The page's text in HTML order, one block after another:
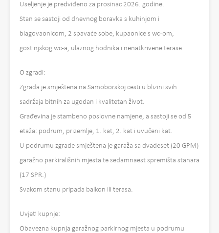
Useljenje je predviđeno za prosinac 2026. godine.
Stan se sastoji od dnevnog boravka s kuhinjom i
blagovaonicom, 2 spavaće sobe, kupaonice s wc-om,
gostinjskog wc-a, ulaznog hodnika i nenatkrivene terase.
O zgradi:
Zgrada je smještena na Samoborskoj cesti u blizini svih
sadržaja bitnih za ugodan i kvalitetan život.
Građevina je stambeno poslovne namjene, a sastoji se od 5
etaža: podrum, prizemlje, 1. kat, 2. kat i uvučeni kat.
U podrumu zgrade smještena je garaža sa dvadeset (20 GPM)
garažno parkirališnih mjesta te sedamnaest spremišta stanara
(17 SPR.)
Svakom stanu pripada balkon ili terasa.
Uvjeti kupnje:
Obavezna kupnja garažnog parkirnog mjesta u podrumu